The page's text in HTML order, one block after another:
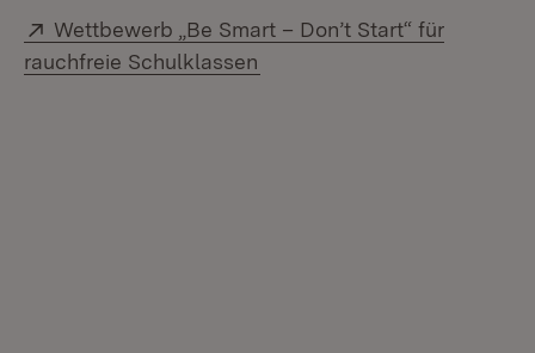
Extern:
Wettbewerb „Be Smart – Don’t Start“ für
rauchfreie Schulklassen